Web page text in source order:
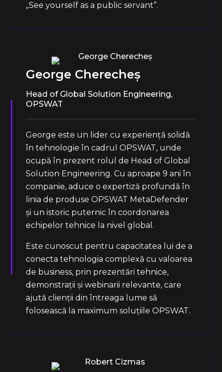
„See yourself as a public servant”.
George Cherecheș
Head of Global Solution Engineering,
OPSWAT
George este un lider cu experiență solidă
în tehnologie în cadrul OPSWAT, unde
ocupă în prezent rolul de Head of Global
Solution Engineering. Cu aproape 9 ani în
companie, aduce o expertiză profundă în
linia de produse OPSWAT MetaDefender
și un istoric puternic în coordonarea
echipelor tehnice la nivel global.
Este cunoscut pentru capacitatea lui de a
conecta tehnologia complexă cu valoarea
de business, prin prezentări tehnice,
demonstrații și webinarii relevante, care
ajută clienții din întreaga lume să
folosească la maximum soluțiile OPSWAT.